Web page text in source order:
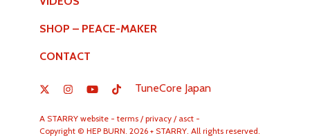
SHOP – PEACE-MAKER
CONTACT
TuneCore Japan
A STARRYwebsite - terms/ privacy/ asct-
Copyright © HEP BURN. 2026 + STARRY. All rights reserved.